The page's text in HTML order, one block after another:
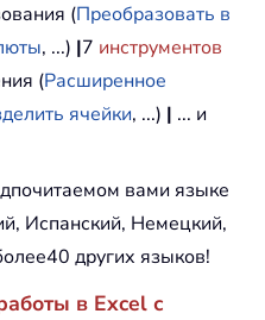
(Преобразовать в
, ...) |7 инструментов
(Расширенное
ячейки, ...) | ... и
вами языке
Испанский, Немецкий,
других языков!
в Excel с